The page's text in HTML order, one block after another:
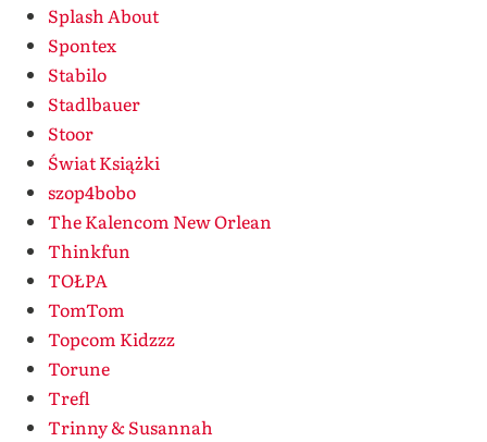
Splash About
Spontex
Stabilo
Stadlbauer
Stoor
Świat Książki
szop4bobo
The Kalencom New Orlean
Thinkfun
TOŁPA
TomTom
Topcom Kidzzz
Torune
Trefl
Trinny & Susannah